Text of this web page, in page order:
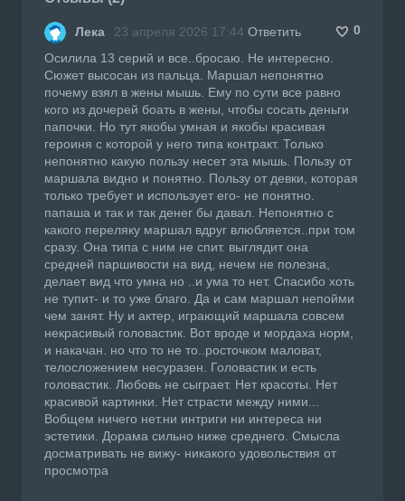
Лека 23 апреля 2026 17:44 Ответить
0
Осилила 13 серий и все..бросаю. Не интересно.
Сюжет высосан из пальца. Маршал непонятно
почему взял в жены мышь. Ему по сути все равно
кого из дочерей боать в жены, чтобы сосать деньги
папочки. Но тут якобы умная и якобы красивая
героиня с которой у него типа контракт. Только
непонятно какую пользу несет эта мышь. Пользу от
маршала видно и понятно. Пользу от девки, которая
только требует и использует его- не понятно.
папаша и так и так денег бы давал. Непонятно с
какого переляку маршал вдруг влюбляется..при том
сразу. Она типа с ним не спит. выглядит она
средней паршивости на вид, нечем не полезна,
делает вид что умна но ..и ума то нет. Спасибо хоть
не тупит- и то уже благо. Да и сам маршал непойми
чем занят. Ну и актер, играющий маршала совсем
некрасивый головастик. Вот вроде и мордаха норм,
и накачан. но что то не то..росточком маловат,
телосложением несуразен. Головастик и есть
головастик. Любовь не сыграет. Нет красоты. Нет
красивой картинки. Нет страсти между ними...
Вобщем ничего нет.ни интриги ни интереса ни
эстетики. Дорама сильно ниже среднего. Смысла
досматривать не вижу- никакого удовольствия от
просмотра